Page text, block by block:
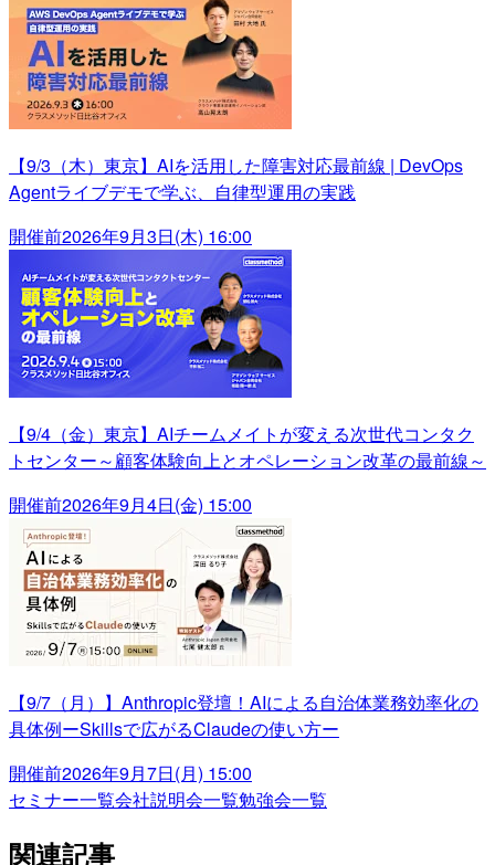
【9/3（木）東京】AIを活用した障害対応最前線 | DevOps
Agentライブデモで学ぶ、自律型運用の実践
開催前2026年9月3日(木) 16:00
【9/4（金）東京】AIチームメイトが変える次世代コンタク
トセンター～顧客体験向上とオペレーション改革の最前線～
開催前2026年9月4日(金) 15:00
【9/7（月）】Anthropic登壇！AIによる自治体業務効率化の
具体例ーSkillsで広がるClaudeの使い方ー
開催前2026年9月7日(月) 15:00
セミナー一覧会社説明会一覧勉強会一覧
関連記事